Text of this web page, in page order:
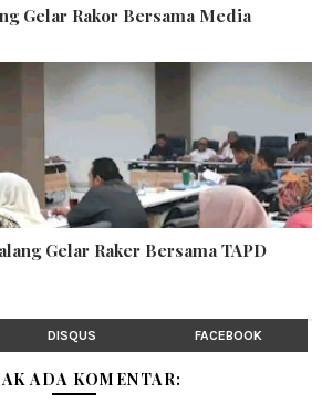
Gelar Rakor Bersama Media
Gelar Raker Bersama TAPD
DISQUS FACEBOOK
ADA KOMENTAR: